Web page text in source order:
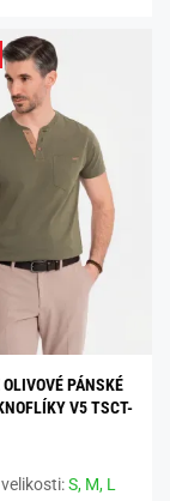
PÁNSKÉ
V5 TSCT-
S, M, L